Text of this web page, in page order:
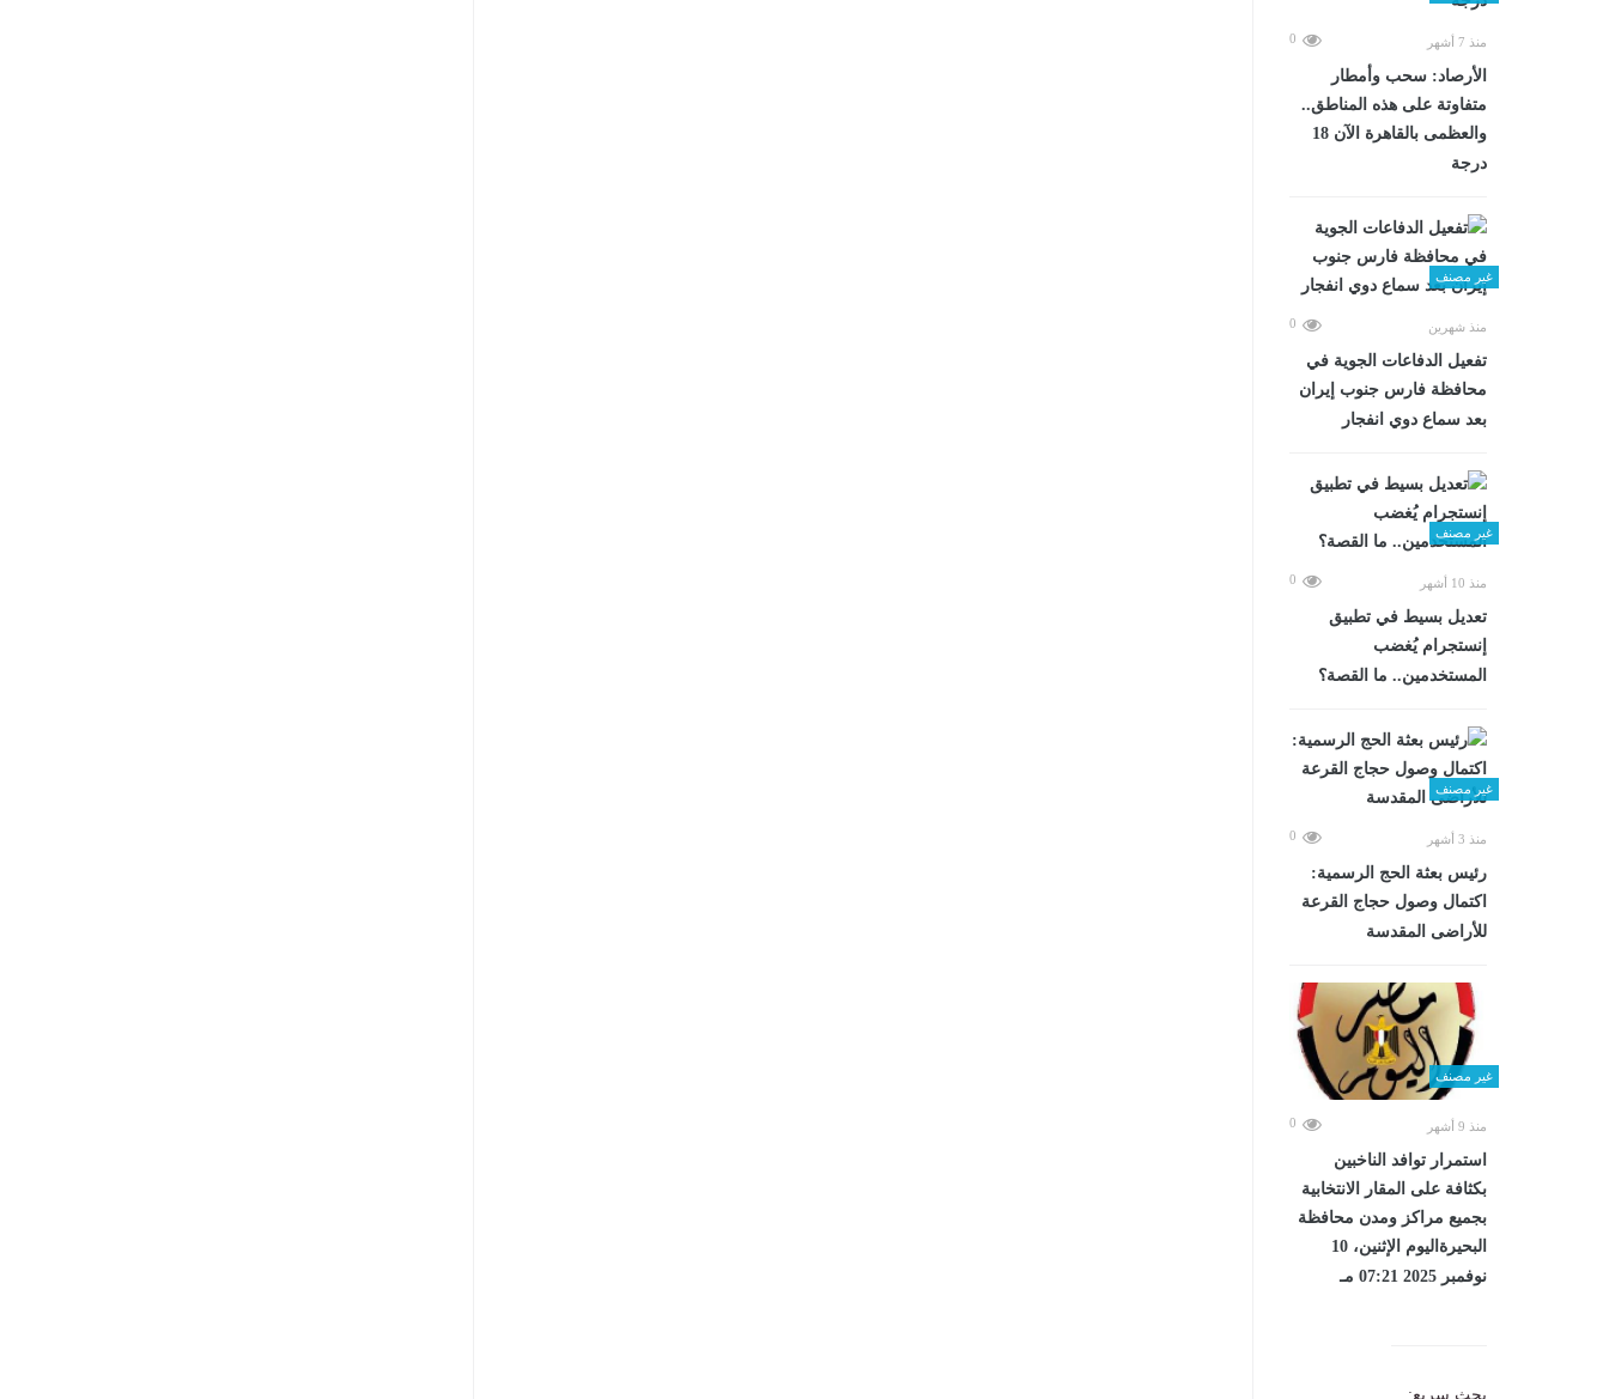
منذ 7 أشهر 0
الأرصاد: سحب وأمطار
متفاوتة على هذه المناطق..
والعظمى بالقاهرة الآن 18
درجة
غير مصنف
منذ شهرين 0
تفعيل الدفاعات الجوية في
محافظة فارس جنوب إيران
بعد سماع دوي انفجار
غير مصنف
منذ 10 أشهر 0
تعديل بسيط في تطبيق
إنستجرام يُغضب
المستخدمين.. ما القصة؟
غير مصنف
منذ 3 أشهر 0
رئيس بعثة الحج الرسمية:
اكتمال وصول حجاج القرعة
للأراضى المقدسة
غير مصنف
منذ 9 أشهر 0
استمرار توافد الناخبين
بكثافة على المقار الانتخابية
بجميع مراكز ومدن محافظة
البحيرةاليوم الإثنين، 10
نوفمبر 2025 07:21 مـ
بحث سريع: